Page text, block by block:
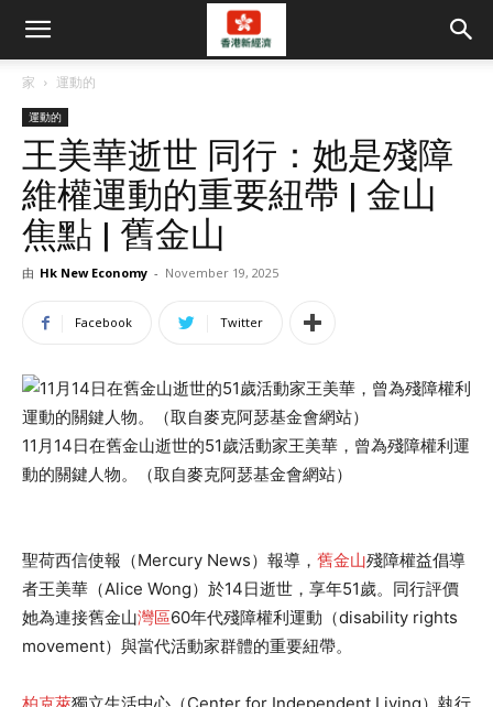
家 運動的
運動的
王美華逝世 同行：她是殘障
維權運動的重要紐帶 | 金山
焦點 | 舊金山
由 Hk New Economy - November 19, 2025
Facebook Twitter
11月14日在舊金山逝世的51歲活動家王美華，曾為殘障權利運
動的關鍵人物。（取自麥克阿瑟基金會網站）
聖荷西信使報（Mercury News）報導， 舊金山殘障權益倡導
者王美華（Alice Wong）於14日逝世，享年51歲。同行評價
她為連接舊金山灣區60年代殘障權利運動（disability rights
movement）與當代活動家群體的重要紐帶。